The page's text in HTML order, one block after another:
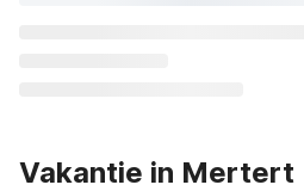
Vakantie in Mertert